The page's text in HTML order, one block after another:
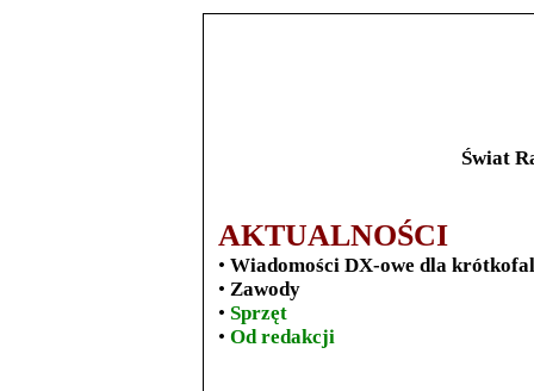
Świat
AKTUALNOŚCI
• Wiadomości DX-owe dla
• Zawody
• Sprzęt
• Od redakcji